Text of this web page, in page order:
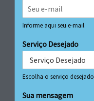
Informe aqui seu e-mail.
Serviço Desejado
Escolha o serviço desejado
Sua mensagem